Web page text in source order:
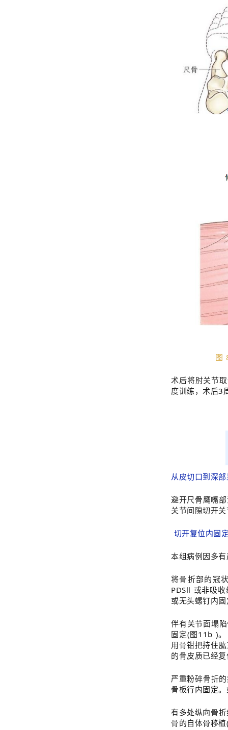
图
术后将肘关节
度训练，术后3
从皮切口到
避开尺骨鹰嘴
关节间隙切开
切开复位内
本组病例因多
将骨折部的冠
PDSⅡ 或非吸
或无头螺钉内
伴有关节面塌
固定(图11b )
用骨钳把持住
的骨皮质已经
严重粉碎骨折
骨板行内固定
有多处纵向骨
骨的自体骨移